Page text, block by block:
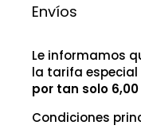
Envíos
Le informamos
la tarifa especial
por tan solo
Condiciones